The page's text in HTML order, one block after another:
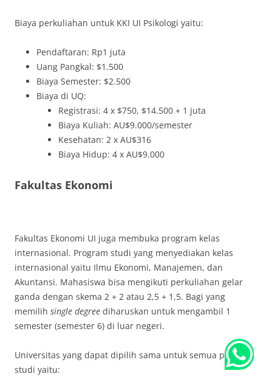
Biaya perkuliahan untuk KKI UI Psikologi yaitu:
Pendaftaran: Rp1 juta
Uang Pangkal: $1.500
Biaya Semester: $2.500
Biaya di UQ:
Registrasi: 4 x $750, $14.500 + 1 juta
Biaya Kuliah: AU$9.000/semester
Kesehatan: 2 x AU$316
Biaya Hidup: 4 x AU$9.000
Fakultas Ekonomi
Fakultas Ekonomi UI juga membuka program kelas
internasional. Program studi yang menyediakan kelas
internasional yaitu Ilmu Ekonomi, Manajemen, dan
Akuntansi. Mahasiswa bisa mengikuti perkuliahan gelar
ganda dengan skema 2 + 2 atau 2,5 + 1,5. Bagi yang
memilih single degree diharuskan untuk mengambil 1
semester (semester 6) di luar negeri.
Universitas yang dapat dipilih sama untuk semua program
studi yaitu: